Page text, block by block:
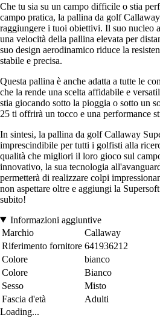
Che tu sia su un campo difficile o stia
campo pratica, la pallina da golf
raggiungere i tuoi obiettivi. Il suo nucleo
una velocità della pallina elevata per
suo design aerodinamico riduce la
stabile e precisa.
Questa pallina è anche adatta a tutte le
che la rende una scelta affidabile e
stia giocando sotto la pioggia o sotto un
25 ti offrirà un tocco e una performance
In sintesi, la pallina da golf Callaway
imprescindibile per tutti i golfisti alla
qualità che migliori il loro gioco sul
innovativo, la sua tecnologia
permetterà di realizzare colpi
non aspettare oltre e aggiungi la
subito!
Informazioni aggiuntive
Marchio
Callaway
Riferimento fornitore 641936212
Colore
bianco
Colore
Bianco
Sesso
Misto
Fascia d'età
Adulti
Loading...